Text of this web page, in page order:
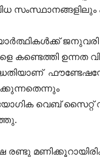
ജനുവരി
കണ്ടെത്തി ഉന്നത
വെബ് സൈറ്റ്
രണ്ടു